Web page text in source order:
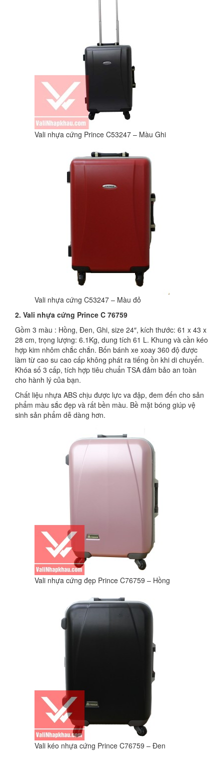
Vali nhựa cứng Prince C53247 – Màu Ghi
Vali nhựa cứng C53247 – Màu đỏ
2. Vali nhựa cứng Prince C 76759
Gồm 3 màu : Hồng, Đen, Ghi, size 24″, kích thước: 61 x 43 x
28 cm, trọng lượng: 6.1Kg, dung tích 61 L. Khung và cần kéo
hợp kim nhôm chắc chắn. Bốn bánh xe xoay 360 độ được
làm từ cao su cao cấp không phát ra tiếng ồn khi di chuyển.
Khóa số 3 cấp, tích hợp tiêu chuẩn TSA đảm bảo an toàn
cho hành lý của bạn.
Chất liệu nhựa ABS chịu được lực va đập, đem đến cho sản
phẩm màu sắc đẹp và rất bền màu. Bề mặt bóng giúp vệ
sinh sản phẩm dễ dàng hơn.
Vali nhựa cứng đẹp Prince C76759 – Hồng
Vali kéo nhựa cứng Prince C76759 – Đen